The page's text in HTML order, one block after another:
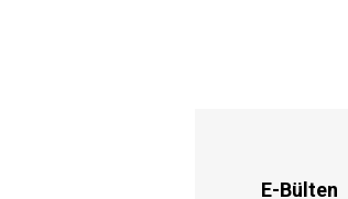
E-Bülten